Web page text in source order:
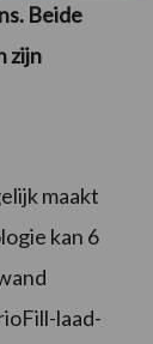
Beide
zijn
maakt
kan 6
laad-